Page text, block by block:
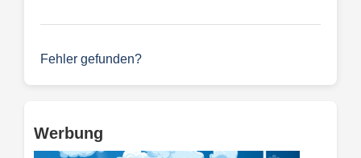
Fehler gefunden?
Werbung